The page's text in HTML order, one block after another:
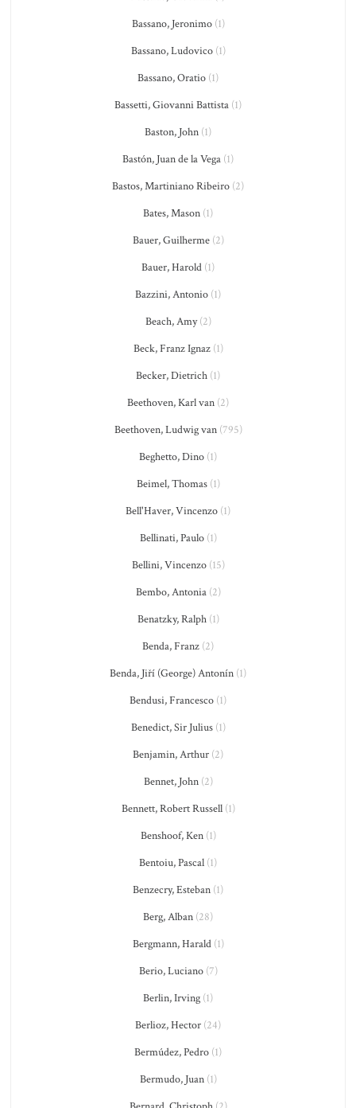
Bassano, Jeronimo(1)
Bassano, Ludovico(1)
Bassano, Oratio (1)
Bassetti, Giovanni Battista (1)
Baston, John (1)
Bastón, Juan de la Vega (1)
Bastos, Martiniano Ribeiro (2)
Bates, Mason (1)
Bauer, Guilherme(2)
Bauer, Harold (1)
Bazzini, Antonio (1)
Beach, Amy(2)
Beck, Franz Ignaz(1)
Becker, Dietrich (1)
Beethoven, Karl van (2)
Beethoven, Ludwig van(795)
Beghetto, Dino (1)
Beimel, Thomas(1)
Bell'Haver, Vincenzo (1)
Bellinati, Paulo(1)
Bellini, Vincenzo(15)
Bembo, Antonia(2)
Benatzky, Ralph(1)
Benda, Franz (2)
Benda, Jiří (George) Antonín (1)
Bendusi, Francesco (1)
Benedict, Sir Julius(1)
Benjamin, Arthur (2)
Bennet, John(2)
Bennett, Robert Russell(1)
Benshoof, Ken(1)
Bentoiu, Pascal (1)
Benzecry, Esteban (1)
Berg, Alban (28)
Bergmann, Harald(1)
Berio, Luciano(7)
Berlin, Irving (1)
Berlioz, Hector (24)
Bermúdez, Pedro (1)
Bermudo, Juan(1)